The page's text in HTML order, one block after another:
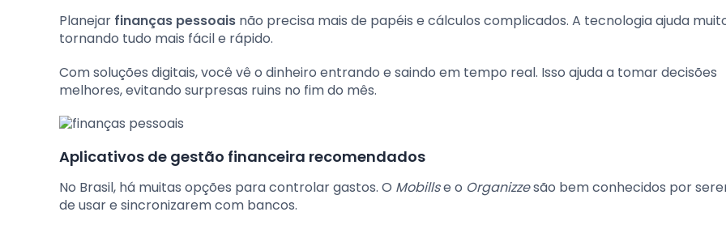
Planejar finanças pessoais não precisa mais de papéis e cálculos complicados. A tecnologia ajuda
tornando tudo mais fácil e rápido.
Com soluções digitais, você vê o dinheiro entrando e saindo em tempo real. Isso ajuda a tomar decisões
melhores, evitando surpresas ruins no fim do mês.
Aplicativos de gestão financeira recomendados
No Brasil, há muitas opções para controlar gastos. O Mobillse o Organizzesão bem conhecidos por
de usar e sincronizarem com bancos.